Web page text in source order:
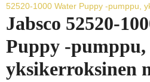
52520-1000 Water Puppy -pumppu,
Jabsco 52520-
Puppy -pumppu,
yksikerroksinen